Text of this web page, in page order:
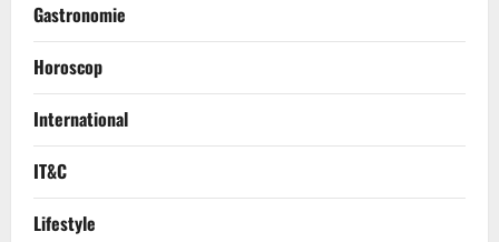
Gastronomie
Horoscop
International
IT&C
Lifestyle